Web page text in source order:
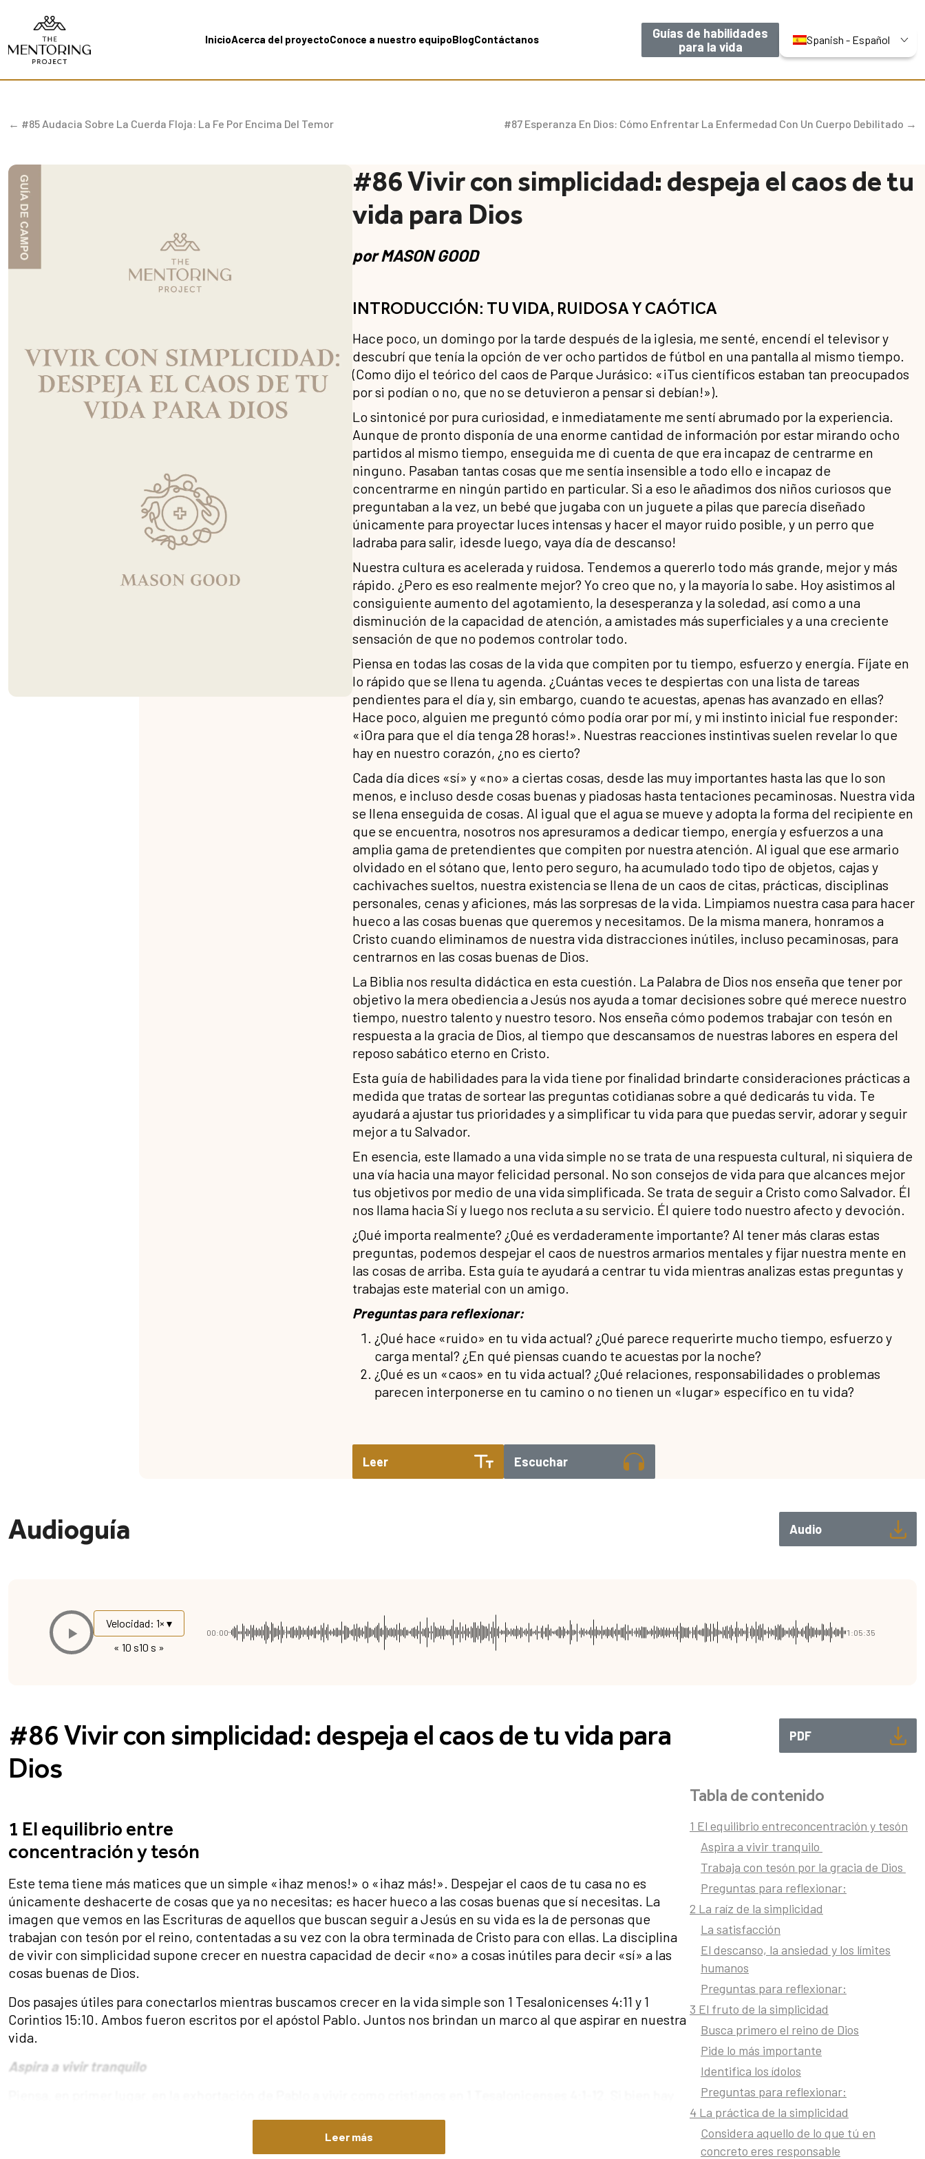
InicioAcerca del proyectoConoce a nuestro equipoBlogContáctanos
Guías de habilidades
para la vida
Spanish - Español
← #85 Audacia Sobre La Cuerda Floja: La Fe Por Encima Del Temor #87 Esperanza En Dios: Cómo Enfrentar La Enfermedad Con Un Cuerpo Debilitado →
#86 Vivir con simplicidad: despeja el caos de tu
vida para Dios
porMASON GOOD
INTRODUCCIÓN: TU VIDA, RUIDOSA Y CAÓTICA
Hace poco, un domingo por la tarde después de la iglesia, me senté, encendí el televisor y
descubrí que tenía la opción de ver ocho partidos de fútbol en una pantalla al mismo tiempo.
(Como dijo el teórico del caos de Parque Jurásico: «¡Tus científicos estaban tan preocupados
por si podían o no, que no se detuvieron a pensar si debían!»).
Lo sintonicé por pura curiosidad, e inmediatamente me sentí abrumado por la experiencia.
Aunque de pronto disponía de una enorme cantidad de información por estar mirando ocho
partidos al mismo tiempo, enseguida me di cuenta de que era incapaz de centrarme en
ninguno. Pasaban tantas cosas que me sentía insensible a todo ello e incapaz de
concentrarme en ningún partido en particular. Si a eso le añadimos dos niños curiosos que
preguntaban a la vez, un bebé que jugaba con un juguete a pilas que parecía diseñado
únicamente para proyectar luces intensas y hacer el mayor ruido posible, y un perro que
ladraba para salir, ¡desde luego, vaya día de descanso!
Nuestra cultura es acelerada y ruidosa. Tendemos a quererlo todo más grande, mejor y más
rápido. ¿Pero es eso realmente mejor? Yo creo que no, y la mayoría lo sabe. Hoy asistimos al
consiguiente aumento del agotamiento, la desesperanza y la soledad, así como a una
disminución de la capacidad de atención, a amistades más superficiales y a una creciente
sensación de que no podemos controlar todo.
Piensa en todas las cosas de la vida que compiten por tu tiempo, esfuerzo y energía. Fíjate en
lo rápido que se llena tu agenda. ¿Cuántas veces te despiertas con una lista de tareas
pendientes para el día y, sin embargo, cuando te acuestas, apenas has avanzado en ellas?
Hace poco, alguien me preguntó cómo podía orar por mí, y mi instinto inicial fue responder:
«¡Ora para que el día tenga 28 horas!». Nuestras reacciones instintivas suelen revelar lo que
hay en nuestro corazón, ¿no es cierto?
Cada día dices «sí» y «no» a ciertas cosas, desde las muy importantes hasta las que lo son
menos, e incluso desde cosas buenas y piadosas hasta tentaciones pecaminosas. Nuestra vida
se llena enseguida de cosas. Al igual que el agua se mueve y adopta la forma del recipiente en
que se encuentra, nosotros nos apresuramos a dedicar tiempo, energía y esfuerzos a una
amplia gama de pretendientes que compiten por nuestra atención. Al igual que ese armario
olvidado en el sótano que, lento pero seguro, ha acumulado todo tipo de objetos, cajas y
cachivaches sueltos, nuestra existencia se llena de un caos de citas, prácticas, disciplinas
personales, cenas y aficiones, más las sorpresas de la vida. Limpiamos nuestra casa para hacer
hueco a las cosas buenas que queremos y necesitamos. De la misma manera, honramos a
Cristo cuando eliminamos de nuestra vida distracciones inútiles, incluso pecaminosas, para
centrarnos en las cosas buenas de Dios.
La Biblia nos resulta didáctica en esta cuestión. La Palabra de Dios nos enseña que tener por
objetivo la mera obediencia a Jesús nos ayuda a tomar decisiones sobre qué merece nuestro
tiempo, nuestro talento y nuestro tesoro. Nos enseña cómo podemos trabajar con tesón en
respuesta a la gracia de Dios, al tiempo que descansamos de nuestras labores en espera del
reposo sabático eterno en Cristo.
Esta guía de habilidades para la vida tiene por finalidad brindarte consideraciones prácticas a
medida que tratas de sortear las preguntas cotidianas sobre a qué dedicarás tu vida. Te
ayudará a ajustar tus prioridades y a simplificar tu vida para que puedas servir, adorar y seguir
mejor a tu Salvador.
En esencia, este llamado a una vida simple no se trata de una respuesta cultural, ni siquiera de
una vía hacia una mayor felicidad personal. No son consejos de vida para que alcances mejor
tus objetivos por medio de una vida simplificada. Se trata de seguir a Cristo como Salvador. Él
nos llama hacia Sí y luego nos recluta a su servicio. Él quiere todo nuestro afecto y devoción.
¿Qué importa realmente? ¿Qué es verdaderamente importante? Al tener más claras estas
preguntas, podemos despejar el caos de nuestros armarios mentales y fijar nuestra mente en
las cosas de arriba. Esta guía te ayudará a centrar tu vida mientras analizas estas preguntas y
trabajas este material con un amigo.
Preguntas para reflexionar:
¿Qué hace «ruido» en tu vida actual? ¿Qué parece requerirte mucho tiempo, esfuerzo y
carga mental? ¿En qué piensas cuando te acuestas por la noche?
¿Qué es un «caos» en tu vida actual? ¿Qué relaciones, responsabilidades o problemas
parecen interponerse en tu camino o no tienen un «lugar» específico en tu vida?
Leer Escuchar
Audioguía Audio
00:00 1:05:35
Velocidad: 1× ▾
« 10 s10 s »
#86 Vivir con simplicidad: despeja el caos de tu vida para
Dios
1 El equilibrio entre
concentración y tesón
Este tema tiene más matices que un simple «¡haz menos!» o «¡haz más!». Despejar el caos de tu casa no es
únicamente deshacerte de cosas que ya no necesitas; es hacer hueco a las cosas buenas que sí necesitas. La
imagen que vemos en las Escrituras de aquellos que buscan seguir a Jesús en su vida es la de personas que
trabajan con tesón por el reino, contentadas a su vez con la obra terminada de Cristo para con ellas. La disciplina
de vivir con simplicidad supone crecer en nuestra capacidad de decir «no» a cosas inútiles para decir «sí» a las
cosas buenas de Dios.
Dos pasajes útiles para conectarlos mientras buscamos crecer en la vida simple son 1 Tesalonicenses 4:11 y 1
Corintios 15:10. Ambos fueron escritos por el apóstol Pablo. Juntos nos brindan un marco al que aspirar en nuestra
vida.
Aspira a vivir tranquilo
particularmente el versículo 11, que nos exhorta a «procurar vivir tranquilos, a ocuparse de sus propias
responsabilidades y a trabajar con sus propias manos. Así les he mandado»
Leer más
PDF
Tabla de contenido
1 El equilibrio entreconcentración y tesón
Aspira a vivir tranquilo
Trabaja con tesón por la gracia de Dios
Preguntas para reflexionar:
2 La raíz de la simplicidad
La satisfacción
El descanso, la ansiedad y los límites
humanos
Preguntas para reflexionar:
3 El fruto de la simplicidad
Busca primero el reino de Dios
Pide lo más importante
Identifica los ídolos
Preguntas para reflexionar:
4 La práctica de la simplicidad
Considera aquello de lo que tú en
concreto eres responsable